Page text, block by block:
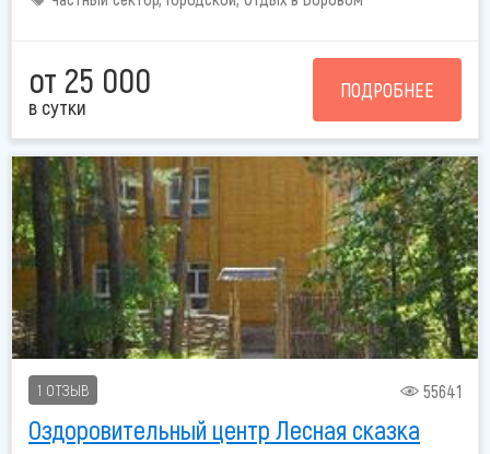
от 25 000
в сутки
ПОДРОБНЕЕ
1 ОТЗЫВ 55641
Оздоровительный центр Лесная сказка